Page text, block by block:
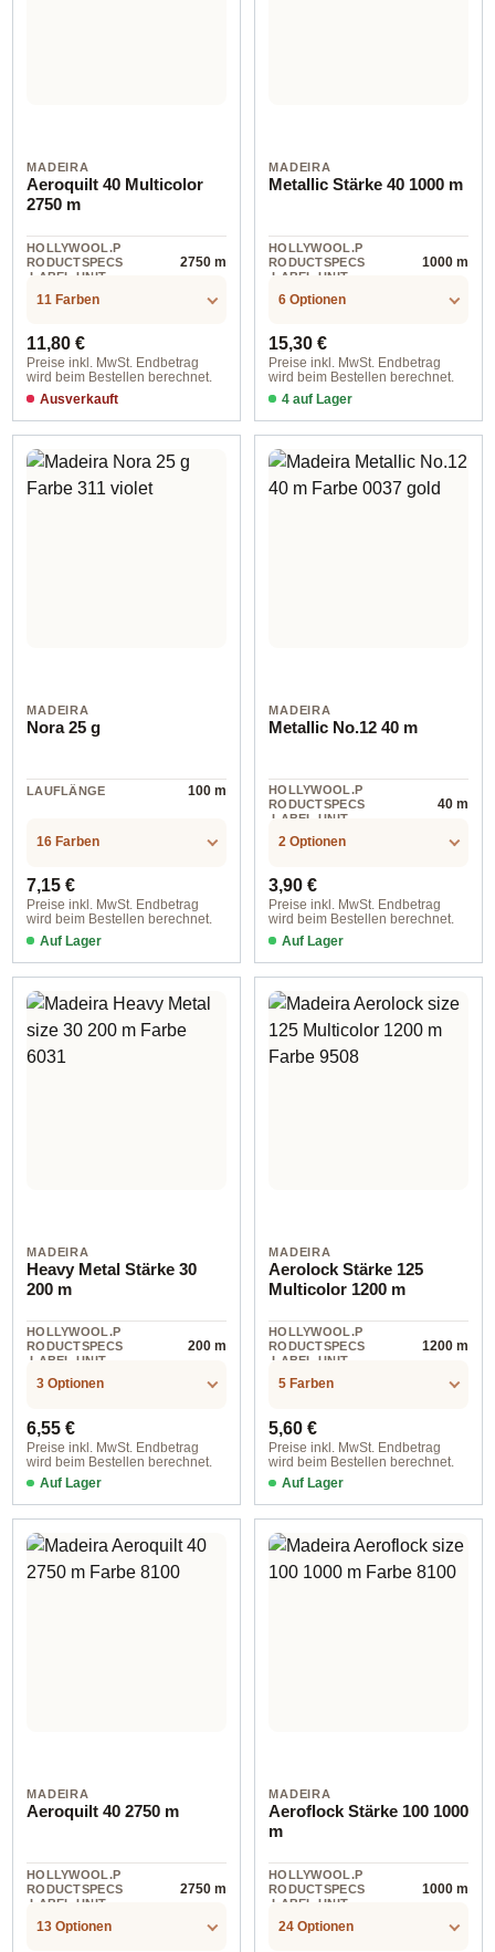
MADEIRA
Aeroquilt 40 Multicolor
2750 m
HOLLYWOOL.P
RODUCTSPECS
.LABEL.UNIT
2750 m
11 Farben
Regulärer Preis:
11,80 €
Preise inkl. MwSt. Endbetrag
wird beim Bestellen berechnet.
Ausverkauft
MADEIRA
Metallic Stärke 40 1000 m
HOLLYWOOL.P
RODUCTSPECS
.LABEL.UNIT
1000 m
6 Optionen
Regulärer Preis:
15,30 €
Preise inkl. MwSt. Endbetrag
wird beim Bestellen berechnet.
4 auf Lager
MADEIRA
Nora 25 g
LAUFLÄNGE 100 m
16 Farben
Regulärer Preis:
7,15 €
Preise inkl. MwSt. Endbetrag
wird beim Bestellen berechnet.
Auf Lager
358 grün
MADEIRA
Metallic No.12 40 m
HOLLYWOOL.P
RODUCTSPECS
.LABEL.UNIT
40 m
2 Optionen
Regulärer Preis:
3,90 €
Preise inkl. MwSt. Endbetrag
wird beim Bestellen berechnet.
Auf Lager
MADEIRA
Heavy Metal Stärke 30
200 m
HOLLYWOOL.P
RODUCTSPECS
.LABEL.UNIT
200 m
3 Optionen
Regulärer Preis:
6,55 €
Preise inkl. MwSt. Endbetrag
wird beim Bestellen berechnet.
Auf Lager
MADEIRA
Aerolock Stärke 125
Multicolor 1200 m
HOLLYWOOL.P
RODUCTSPECS
.LABEL.UNIT
1200 m
5 Farben
Regulärer Preis:
5,60 €
Preise inkl. MwSt. Endbetrag
wird beim Bestellen berechnet.
Auf Lager
09508 col. 9508
MADEIRA
Aeroquilt 40 2750 m
HOLLYWOOL.P
RODUCTSPECS
.LABEL.UNIT
2750 m
13 Optionen
MADEIRA
Aeroflock Stärke 100 1000
m
HOLLYWOOL.P
RODUCTSPECS
.LABEL.UNIT
1000 m
24 Optionen